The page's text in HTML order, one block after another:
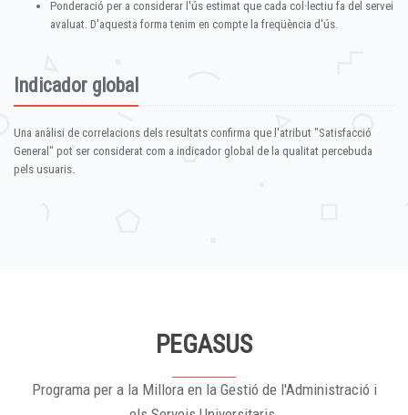
Ponderació per a considerar l'ús estimat que cada col·lectiu fa del servei
avaluat. D'aquesta forma tenim en compte la freqüència d'ús.
Indicador global
Una anàlisi de correlacions dels resultats confirma que l'atribut "Satisfacció
General" pot ser considerat com a indicador global de la qualitat percebuda
pels usuaris.
PEGASUS
Programa per a la Millora en la Gestió de l'Administració i